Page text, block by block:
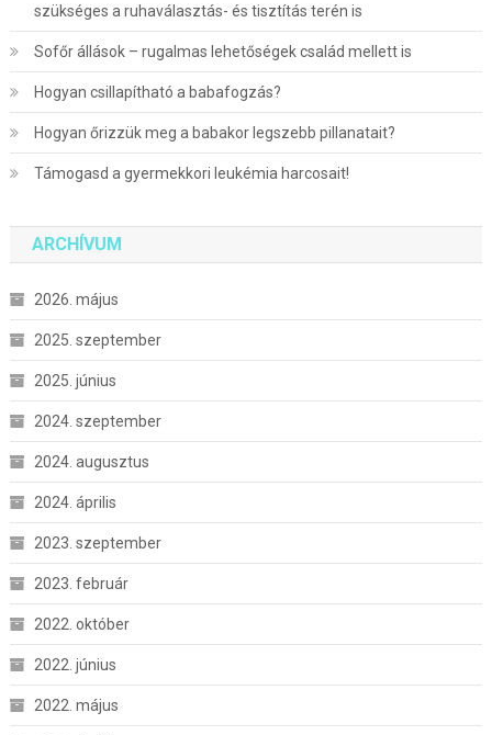
szükséges a ruhaválasztás- és tisztítás terén is
Sofőr állások – rugalmas lehetőségek család mellett is
Hogyan csillapítható a babafogzás?
Hogyan őrizzük meg a babakor legszebb pillanatait?
Támogasd a gyermekkori leukémia harcosait!
ARCHÍVUM
2026. május
2025. szeptember
2025. június
2024. szeptember
2024. augusztus
2024. április
2023. szeptember
2023. február
2022. október
2022. június
2022. május